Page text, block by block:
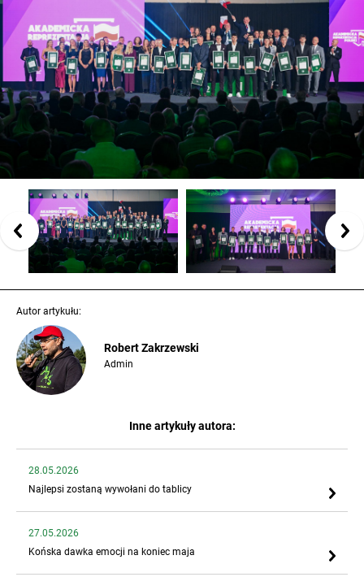
Autor artykułu:
Robert Zakrzewski
Admin
Inne artykuły autora:
28.05.2026
Najlepsi zostaną wywołani do tablicy
27.05.2026
Końska dawka emocji na koniec maja